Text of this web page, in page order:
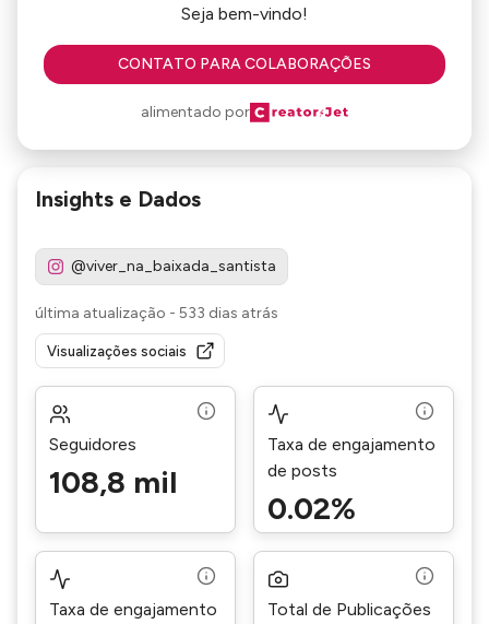
Seja bem-vindo!
CONTATO PARA COLABORAÇÕES
alimentado por
Insights e Dados
@viver_na_baixada_santista
última atualização - 533 dias atrás
Visualizações sociais
Seguidores
108,8 mil
Taxa de engajamento
de posts
0.02%
Taxa de engajamento
Total de Publicações